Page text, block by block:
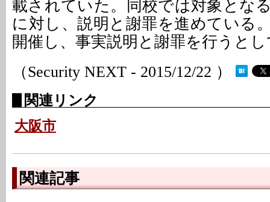
載されていた。同校では対象とな
に対し、説明と謝罪を進めている
開催し、事実説明と謝罪を行うと
（Security NEXT - 2015/12/22 ）
関連リンク
大阪市
関連記事